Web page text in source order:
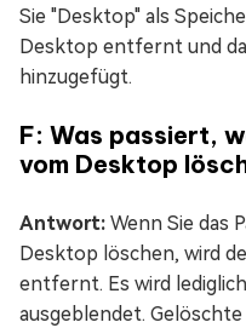
Sie "Desktop" als
Desktop entfernt und
hinzugefügt.
F: Was passiert,
vom Desktop
Antwort: Wenn Sie das
Desktop löschen, wird
entfernt. Es wird
ausgeblendet.